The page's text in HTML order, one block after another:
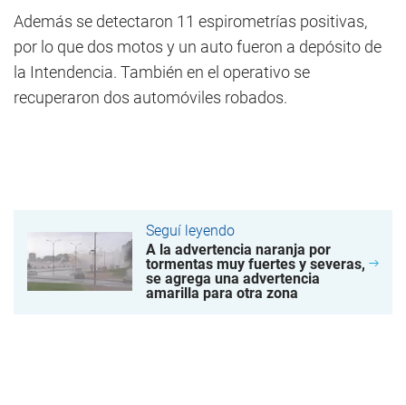
Además se detectaron 11 espirometrías positivas,
por lo que dos motos y un auto fueron a depósito de
la Intendencia. También en el operativo se
recuperaron dos automóviles robados.
Seguí leyendo
A la advertencia naranja por
tormentas muy fuertes y severas,
se agrega una advertencia
amarilla para otra zona